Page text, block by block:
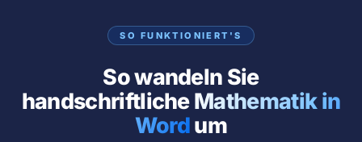
SO FUNKTIONIERT'S
So wandeln Sie
handschriftlicheMathematik in
Wordum